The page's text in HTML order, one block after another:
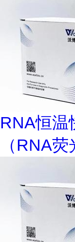
RNA恒温
（RNA荧